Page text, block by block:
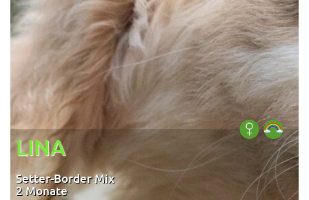
LINA
Setter-Border Mix
2 Monate